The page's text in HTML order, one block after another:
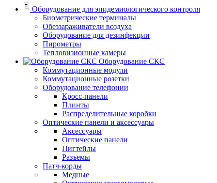
Оборудование для эпидемиологического контроля
Биометрические терминалы
Обеззараживатели воздуха
Оборудование для дезинфекции
Пирометры
Тепловизионные камеры
Оборудование СКС
Коммутационные модули
Коммутационные розетки
Оборудование телефонии
Кросс-панели
Плинты
Распределительные коробки
Оптические панели и аксессуары
Аксессуары
Оптические панели
Пигтейлы
Разъемы
Патч-корды
Медные